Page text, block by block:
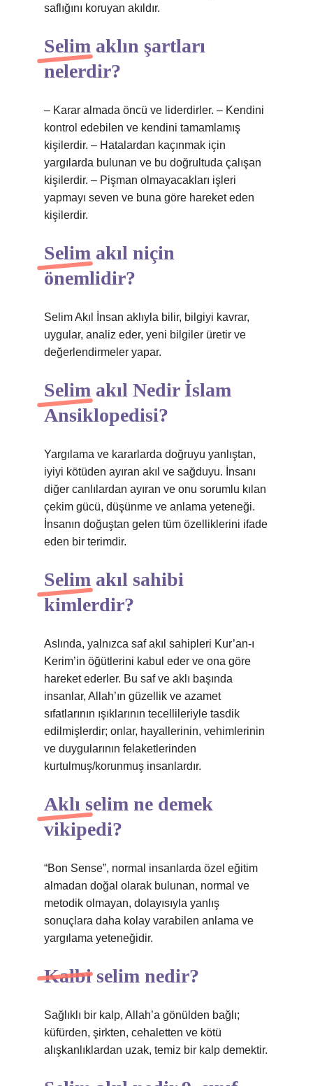
saflığını koruyan akıldır.
Selim aklın şartları
nelerdir?
– Karar almada öncü ve liderdirler. – Kendini
kontrol edebilen ve kendini tamamlamış
kişilerdir. – Hatalardan kaçınmak için
yargılarda bulunan ve bu doğrultuda çalışan
kişilerdir. – Pişman olmayacakları işleri
yapmayı seven ve buna göre hareket eden
kişilerdir.
Selim akıl niçin
önemlidir?
Selim Akıl İnsan aklıyla bilir, bilgiyi kavrar,
uygular, analiz eder, yeni bilgiler üretir ve
değerlendirmeler yapar.
Selim akıl Nedir İslam
Ansiklopedisi?
Yargılama ve kararlarda doğruyu yanlıştan,
iyiyi kötüden ayıran akıl ve sağduyu. İnsanı
diğer canlılardan ayıran ve onu sorumlu kılan
çekim gücü, düşünme ve anlama yeteneği.
İnsanın doğuştan gelen tüm özelliklerini ifade
eden bir terimdir.
Selim akıl sahibi
kimlerdir?
Aslında, yalnızca saf akıl sahipleri Kur’an-ı
Kerim’in öğütlerini kabul eder ve ona göre
hareket ederler. Bu saf ve aklı başında
insanlar, Allah’ın güzellik ve azamet
sıfatlarının ışıklarının tecellileriyle tasdik
edilmişlerdir; onlar, hayallerinin, vehimlerinin
ve duygularının felaketlerinden
kurtulmuş/korunmuş insanlardır.
Aklı selim ne demek
vikipedi?
“Bon Sense”, normal insanlarda özel eğitim
almadan doğal olarak bulunan, normal ve
metodik olmayan, dolayısıyla yanlış
sonuçlara daha kolay varabilen anlama ve
yargılama yeteneğidir.
Kalbi selim nedir?
Sağlıklı bir kalp, Allah’a gönülden bağlı;
küfürden, şirkten, cehaletten ve kötü
alışkanlıklardan uzak, temiz bir kalp demektir.